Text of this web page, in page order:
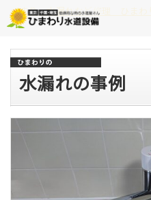
Skip
to
content
つまり、水漏れなど修理 ひまわ
水漏れの事例